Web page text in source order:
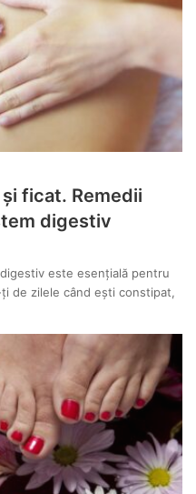
ficat. Remedii
digestiv
este esențială pentru
de zilele când ești constipat,